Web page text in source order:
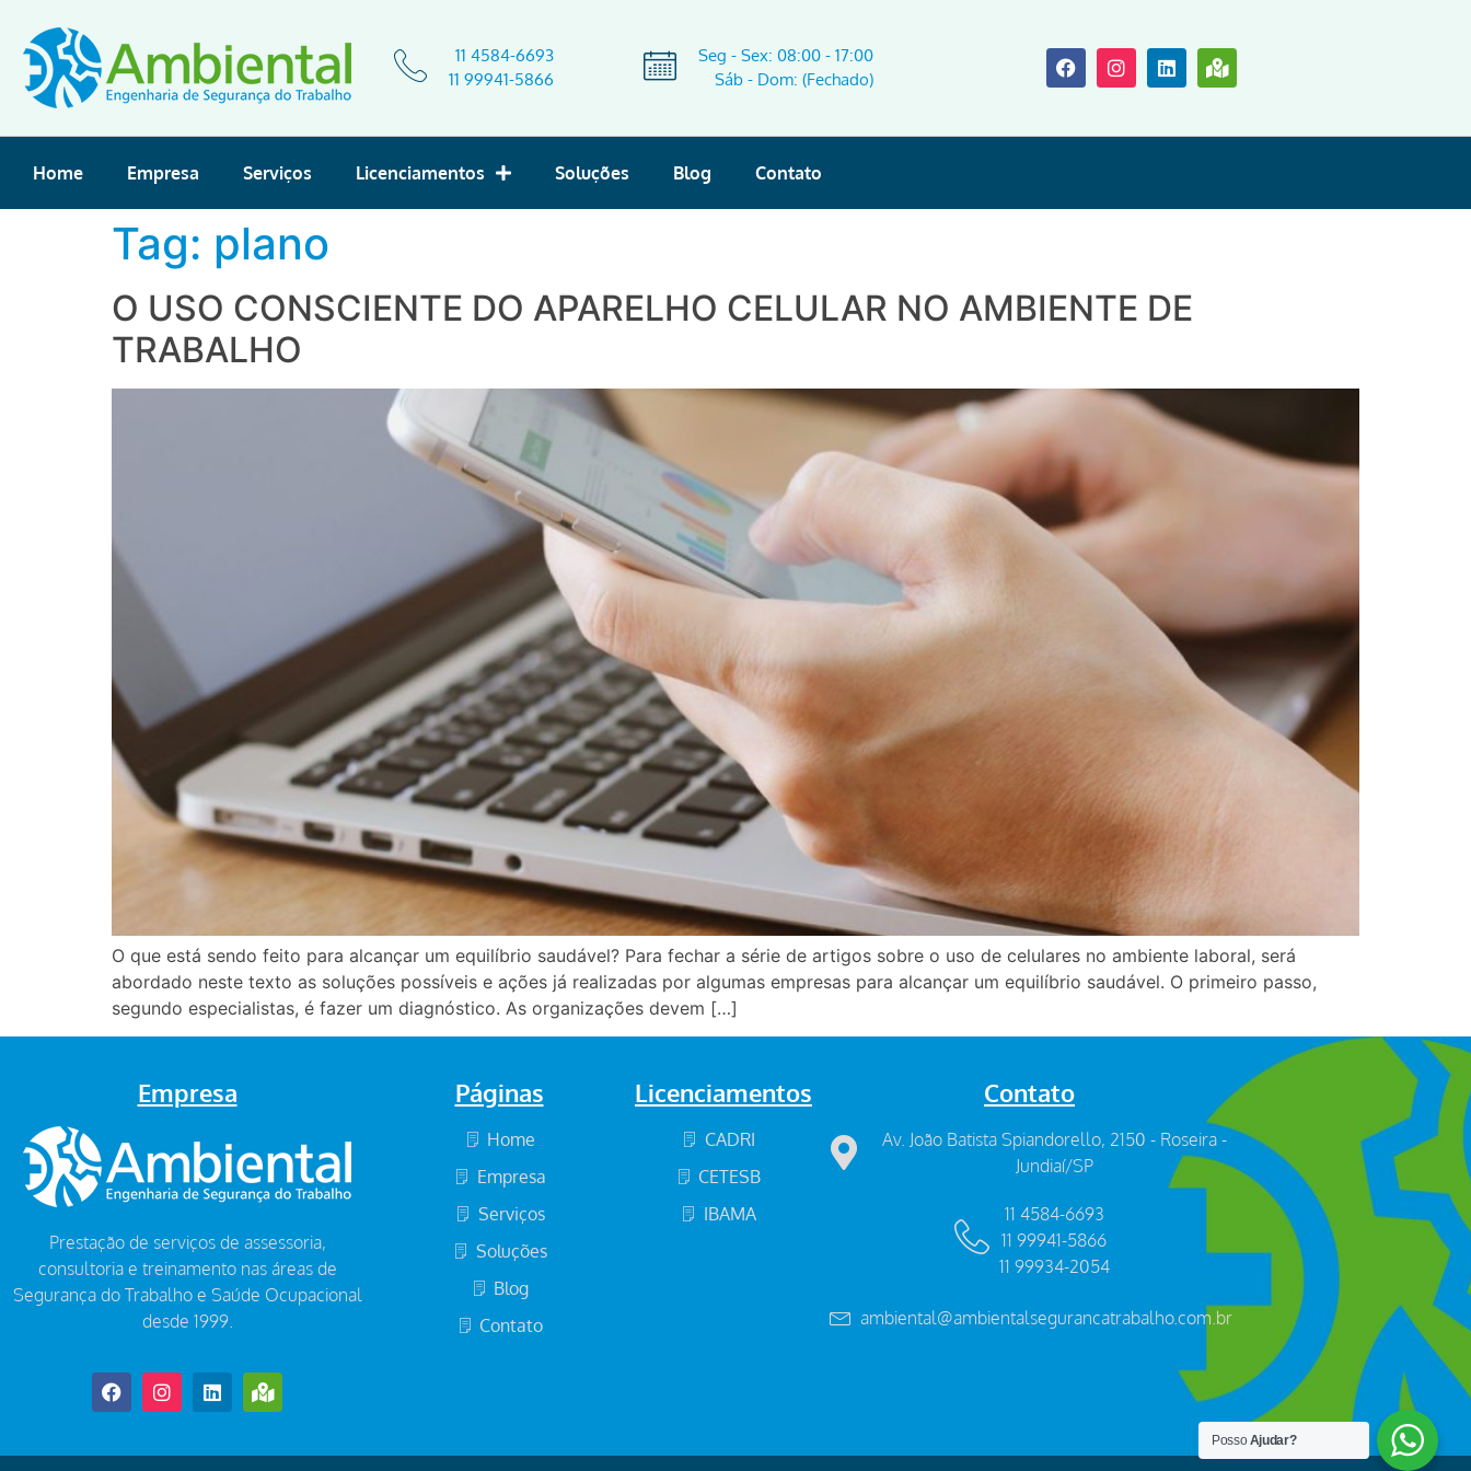
11 4584-6693
11 99941-5866
Seg - Sex: 08:00 - 17:00
Sáb - Dom: (Fechado)
Home Empresa Serviços Licenciamentos Soluções Blog Contato
Tag: plano
O USO CONSCIENTE DO APARELHO CELULAR NO AMBIENTE DE
TRABALHO
O que está sendo feito para alcançar um equilíbrio saudável? Para fechar a série de artigos sobre o uso de celulares no ambiente laboral, será
abordado neste texto as soluções possíveis e ações já realizadas por algumas empresas para alcançar um equilíbrio saudável. O primeiro passo,
segundo especialistas, é fazer um diagnóstico. As organizações devem […]
Empresa
Prestação de serviços de assessoria,
consultoria e treinamento nas áreas de
Segurança do Trabalho e Saúde Ocupacional
desde 1999.
Páginas
Home
Empresa
Serviços
Soluções
Blog
Contato
Licenciamentos
CADRI
CETESB
IBAMA
Contato
Av. João Batista Spiandorello, 2150 - Roseira -
Jundiaí/SP
11 4584-6693
11 99941-5866
11 99934-2054
ambiental@ambientalsegurancatrabalho.com.br
PossoAjudar?